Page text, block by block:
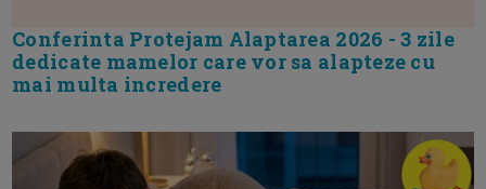
Conferinta Protejam Alaptarea 2026 - 3 zile
dedicate mamelor care vor sa alapteze cu
mai multa incredere